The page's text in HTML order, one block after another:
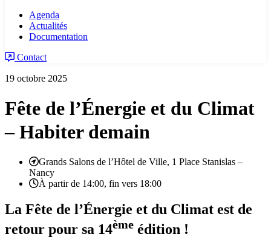
Agenda
Actualités
Documentation
Contact
19 octobre 2025
Fête de l’Énergie et du Climat
– Habiter demain
Grands Salons de l’Hôtel de Ville, 1 Place Stanislas –
Nancy
À partir de 14:00, fin vers 18:00
La Fête de l’Énergie et du Climat est de
retour pour sa 14ème édition !